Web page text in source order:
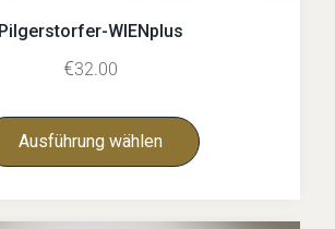
Pilgerstorfer-WIENplus
€32.00
Ausführung wählen